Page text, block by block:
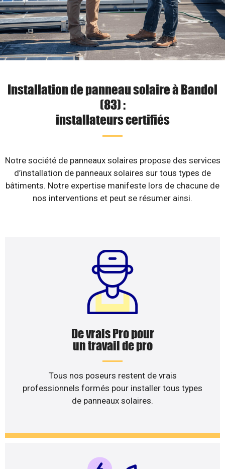
Installation de panneau solaire à Bandol
(83) :
installateurs certifiés
Notre société de panneaux solaires propose des services
d’installation de panneaux solaires sur tous types de
bâtiments. Notre expertise manifeste lors de chacune de
nos interventions et peut se résumer ainsi.
De vrais Pro pour
un travail de pro
Tous nos poseurs restent de vrais
professionnels formés pour installer tous types
de panneaux solaires.